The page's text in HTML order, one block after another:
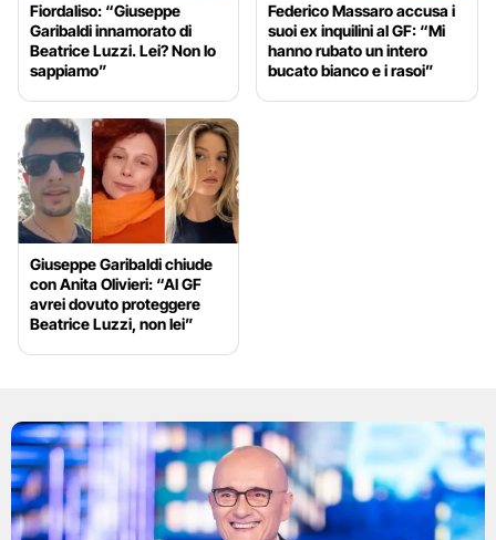
Fiordaliso: “Giuseppe
Garibaldi innamorato di
Beatrice Luzzi. Lei? Non lo
sappiamo”
Federico Massaro accusa i
suoi ex inquilini al GF: “Mi
hanno rubato un intero
bucato bianco e i rasoi”
Giuseppe Garibaldi chiude
con Anita Olivieri: “Al GF
avrei dovuto proteggere
Beatrice Luzzi, non lei”